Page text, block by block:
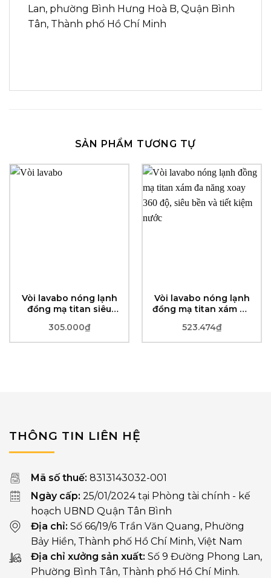
Lan, phường Bình Hưng Hoà B, Quận Bình
Tân, Thành phố Hồ Chí Minh
SẢN PHẨM TƯƠNG TỰ
Vòi lavabo nóng lạnh
đồng mạ titan siêu
305.000₫
Vòi lavabo nóng lạnh
đồng mạ titan xám đa
siêu bền và tiết kiệm
nước
523.474₫
THÔNG TIN LIÊN HỆ
Mã số thuế: 8313143032-001
Ngày cấp: 25/01/2024 tại Phòng tài chính - kế
hoạch UBND Quận Tân Bình
Địa chỉ: Số 66/19/6 Trần Văn Quang, Phường
Bảy Hiền, Thành phố Hồ Chí Minh, Việt Nam
Địa chỉ xưởng sản xuất: Số 9 Đường Phong Lan,
Phường Bình Tân, Thành phố Hồ Chí Minh.